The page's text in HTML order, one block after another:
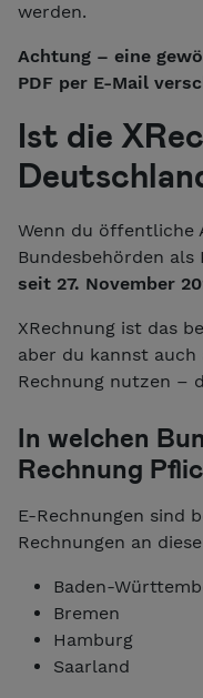
werden.
Achtung – eine
PDF per E-Mail
Ist die
Wenn du öffentliche
Bundesbehörden
seit 27. November
XRechnung ist das
aber du kannst
Rechnung nutzen –
In welchen
Rechnung
E-Rechnungen sind
Rechnungen an
Baden-
Bremen
Hamburg
Saarland